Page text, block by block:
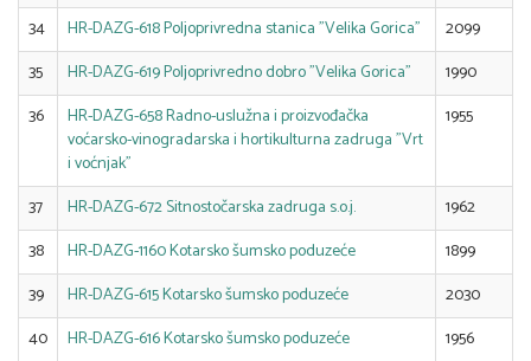
34 HR-DAZG-618 Poljoprivredna stanica "Velika Gorica"
2099
35
HR-DAZG-619 Poljoprivredno dobro "Velika Gorica"
1990
36
HR-DAZG-658 Radno-uslužna i proizvođačka
voćarsko-vinogradarska i hortikulturna zadruga "Vrt
i voćnjak"
1955
37 HR-DAZG-672 Sitnostočarska zadruga s.o.j.
1962
38
HR-DAZG-1160 Kotarsko šumsko poduzeće
1899
39
HR-DAZG-615 Kotarsko šumsko poduzeće
2030
40
HR-DAZG-616 Kotarsko šumsko poduzeće 1956